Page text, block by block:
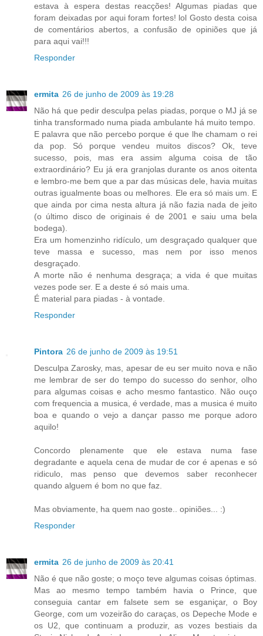
estava à espera destas reacções! Algumas piadas que
foram deixadas por aqui foram fortes! lol Gosto desta coisa
de comentários abertos, a confusão de opiniões que já
para aqui vai!!!
Responder
ermita 26 de junho de 2009 às 19:28
Não há que pedir desculpa pelas piadas, porque o MJ já se
tinha transformado numa piada ambulante há muito tempo.
E palavra que não percebo porque é que lhe chamam o rei
da pop. Só porque vendeu muitos discos? Ok, teve
sucesso, pois, mas era assim alguma coisa de tão
extraordinário? Eu já era granjolas durante os anos oitenta
e lembro-me bem que a par das músicas dele, havia muitas
outras igualmente boas ou melhores. Ele era só mais um. E
que ainda por cima nesta altura já não fazia nada de jeito
(o último disco de originais é de 2001 e saiu uma bela
bodega).
Era um homenzinho ridículo, um desgraçado qualquer que
teve massa e sucesso, mas nem por isso menos
desgraçado.
A morte não é nenhuma desgraça; a vida é que muitas
vezes pode ser. E a deste é só mais uma.
É material para piadas - à vontade.
Responder
Pintora 26 de junho de 2009 às 19:51
Desculpa Zarosky, mas, apesar de eu ser muito nova e não
me lembrar de ser do tempo do sucesso do senhor, olho
para algumas coisas e acho mesmo fantastico. Não ouço
com frequencia a musica, é verdade, mas a musica é muito
boa e quando o vejo a dançar passo me porque adoro
aquilo!
Concordo plenamente que ele estava numa fase
degradante e aquela cena de mudar de cor é apenas e só
ridiculo, mas penso que devemos saber reconhecer
quando alguem é bom no que faz.
Mas obviamente, ha quem nao goste.. opiniões... :)
Responder
ermita 26 de junho de 2009 às 20:41
Não é que não goste; o moço teve algumas coisas óptimas.
Mas ao mesmo tempo também havia o Prince, que
conseguia cantar em falsete sem se esganiçar, o Boy
George, com um vozeirão do caraças, os Depeche Mode e
os U2, que continuam a produzir, as vozes bestiais da